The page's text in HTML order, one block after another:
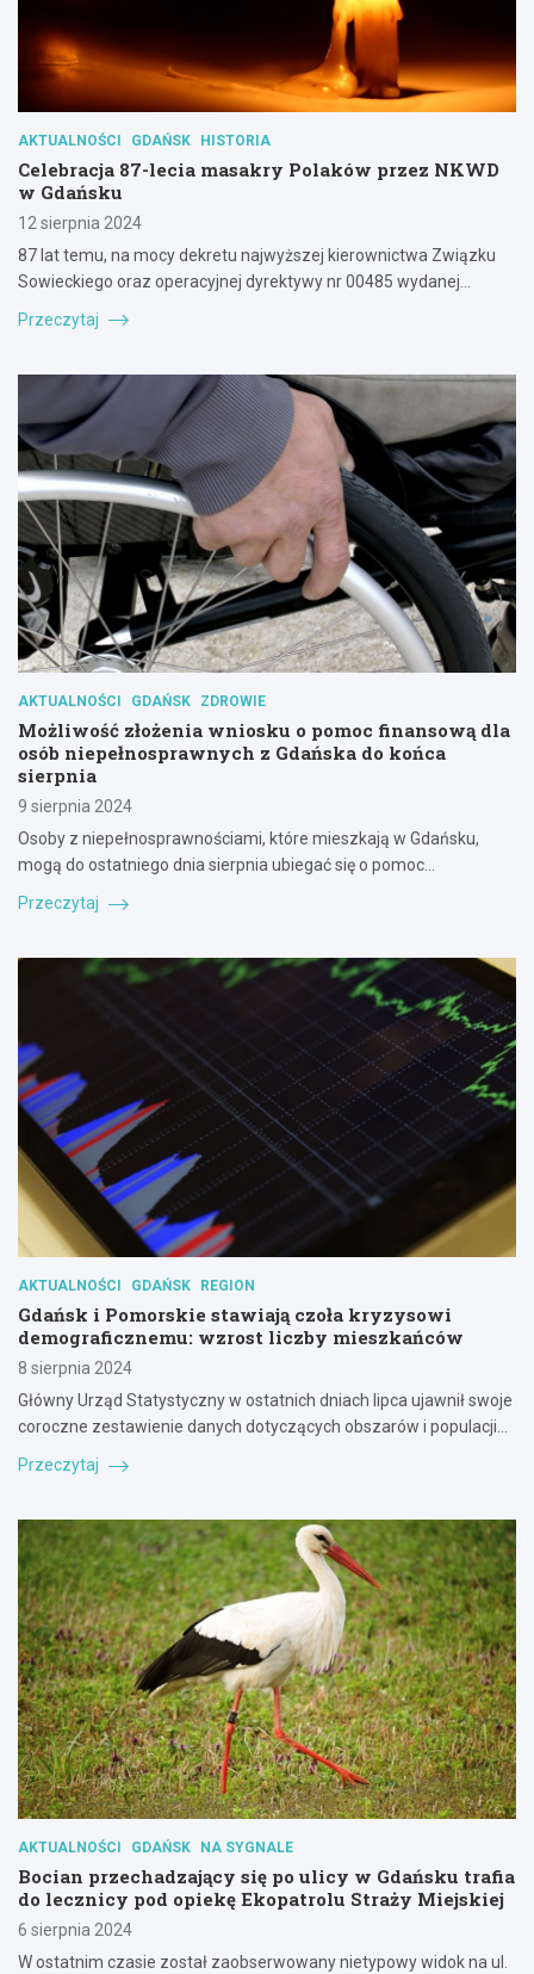
AKTUALNOŚCI GDAŃSK HISTORIA
Celebracja 87-lecia masakry Polaków przez NKWD
w Gdańsku
12 sierpnia 2024
87 lat temu, na mocy dekretu najwyższej kierownictwa Związku
Sowieckiego oraz operacyjnej dyrektywy nr 00485 wydanej…
Przeczytaj
AKTUALNOŚCI GDAŃSK ZDROWIE
Możliwość złożenia wniosku o pomoc finansową dla
osób niepełnosprawnych z Gdańska do końca
sierpnia
9 sierpnia 2024
Osoby z niepełnosprawnościami, które mieszkają w Gdańsku,
mogą do ostatniego dnia sierpnia ubiegać się o pomoc…
Przeczytaj
AKTUALNOŚCI GDAŃSK REGION
Gdańsk i Pomorskie stawiają czoła kryzysowi
demograficznemu: wzrost liczby mieszkańców
8 sierpnia 2024
Główny Urząd Statystyczny w ostatnich dniach lipca ujawnił swoje
coroczne zestawienie danych dotyczących obszarów i populacji…
Przeczytaj
AKTUALNOŚCI GDAŃSK NA SYGNALE
Bocian przechadzający się po ulicy w Gdańsku trafia
do lecznicy pod opiekę Ekopatrolu Straży Miejskiej
6 sierpnia 2024
W ostatnim czasie został zaobserwowany nietypowy widok na ul.